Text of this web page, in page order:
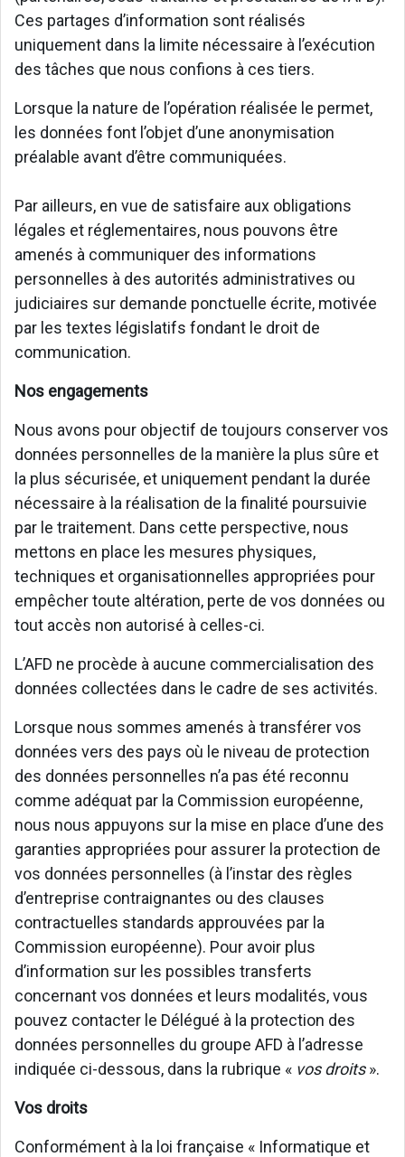
Ces partages d’information sont réalisés
uniquement dans la limite nécessaire à l’exécution
des tâches que nous confions à ces tiers.
Lorsque la nature de l’opération réalisée le permet,
les données font l’objet d’une anonymisation
préalable avant d’être communiquées.
Par ailleurs, en vue de satisfaire aux obligations
légales et réglementaires, nous pouvons être
amenés à communiquer des informations
personnelles à des autorités administratives ou
judiciaires sur demande ponctuelle écrite, motivée
par les textes législatifs fondant le droit de
communication.
Nos engagements
Nous avons pour objectif de toujours conserver vos
données personnelles de la manière la plus sûre et
la plus sécurisée, et uniquement pendant la durée
nécessaire à la réalisation de la finalité poursuivie
par le traitement. Dans cette perspective, nous
mettons en place les mesures physiques,
techniques et organisationnelles appropriées pour
empêcher toute altération, perte de vos données ou
tout accès non autorisé à celles-ci.
L’AFD ne procède à aucune commercialisation des
données collectées dans le cadre de ses activités.
Lorsque nous sommes amenés à transférer vos
données vers des pays où le niveau de protection
des données personnelles n’a pas été reconnu
comme adéquat par la Commission européenne,
nous nous appuyons sur la mise en place d’une des
garanties appropriées pour assurer la protection de
vos données personnelles (à l’instar des règles
d’entreprise contraignantes ou des clauses
contractuelles standards approuvées par la
Commission européenne). Pour avoir plus
d’information sur les possibles transferts
concernant vos données et leurs modalités, vous
pouvez contacter le Délégué à la protection des
données personnelles du groupe AFD à l’adresse
indiquée ci-dessous, dans la rubrique « vos droits».
Vos droits
Conformément à la loi française « Informatique et